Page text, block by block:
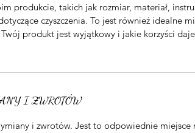
produkcie, takich jak rozmiar, materiał,
czyszczenia. To jest również idealne
produkt jest wyjątkowy i jakie korzyści
I ZWROTÓW
i zwrotów. Jest to odpowiednie miejsce